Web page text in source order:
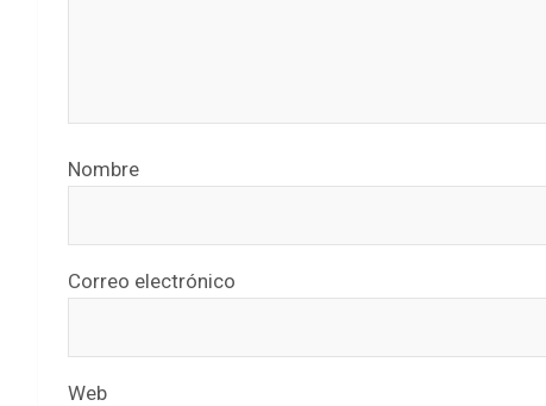
Nombre
Correo electrónico
Web